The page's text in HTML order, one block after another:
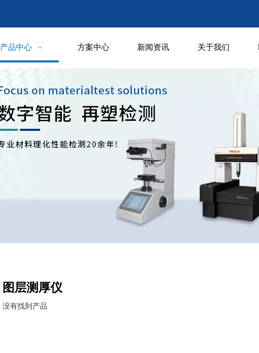
产品中心 方案中心 新闻资讯 关于我们
图层测厚仪
没有找到产品